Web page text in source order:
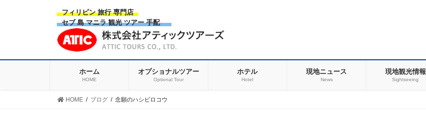
フィリピン 旅行 専門店
セブ 島 マニラ 観光 ツアー 手配
ホーム
HOME
オプショナルツアー
Optional Tour
ホテル
Hotel
現地ニュース
News
現地観光情報
Sightseeing
HOME ブログ 念願のハシビロコウ